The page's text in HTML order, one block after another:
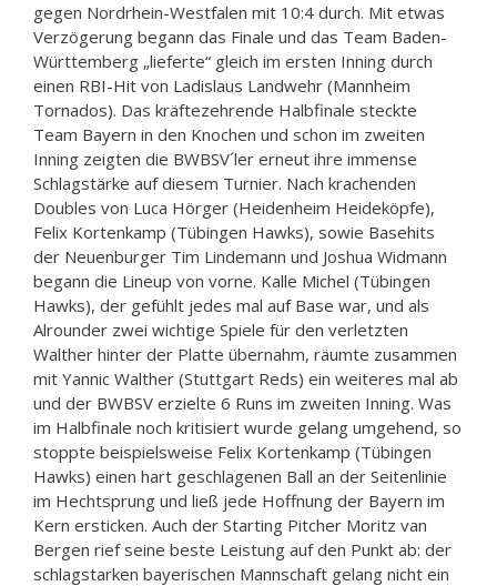
gegen Nordrhein-Westfalen mit 10:4 durch. Mit etwas
Verzögerung begann das Finale und das Team Baden-
Württemberg „lieferte“ gleich im ersten Inning durch
einen RBI-Hit von Ladislaus Landwehr (Mannheim
Tornados). Das kräftezehrende Halbfinale steckte
Team Bayern in den Knochen und schon im zweiten
Inning zeigten die BWBSV´ler erneut ihre immense
Schlagstärke auf diesem Turnier. Nach krachenden
Doubles von Luca Hörger (Heidenheim Heideköpfe),
Felix Kortenkamp (Tübingen Hawks), sowie Basehits
der Neuenburger Tim Lindemann und Joshua Widmann
begann die Lineup von vorne. Kalle Michel (Tübingen
Hawks), der gefühlt jedes mal auf Base war, und als
Alrounder zwei wichtige Spiele für den verletzten
Walther hinter der Platte übernahm, räumte zusammen
mit Yannic Walther (Stuttgart Reds) ein weiteres mal ab
und der BWBSV erzielte 6 Runs im zweiten Inning. Was
im Halbfinale noch kritisiert wurde gelang umgehend, so
stoppte beispielsweise Felix Kortenkamp (Tübingen
Hawks) einen hart geschlagenen Ball an der Seitenlinie
im Hechtsprung und ließ jede Hoffnung der Bayern im
Kern ersticken. Auch der Starting Pitcher Moritz van
Bergen rief seine beste Leistung auf den Punkt ab: der
schlagstarken bayerischen Mannschaft gelang nicht ein